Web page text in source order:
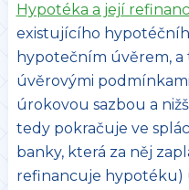
Hypotéka a její
existujícího
hypotečním úvěrem,
úvěrovými
úrokovou sazbou a
tedy pokračuje ve
banky, která za něj
refinancuje hypotéku)